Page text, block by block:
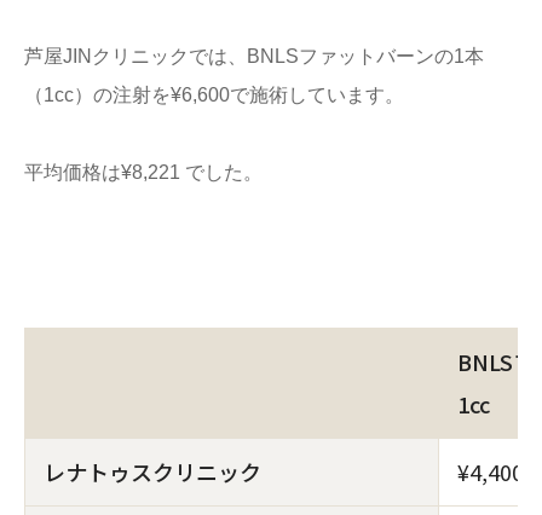
芦屋JINクリニックでは、BNLSファットバーンの1本
（1cc）の注射を¥6,600で施術しています。
平均価格は¥8,221 でした。
BNLS
1cc
レナトゥスクリニック ¥4,400